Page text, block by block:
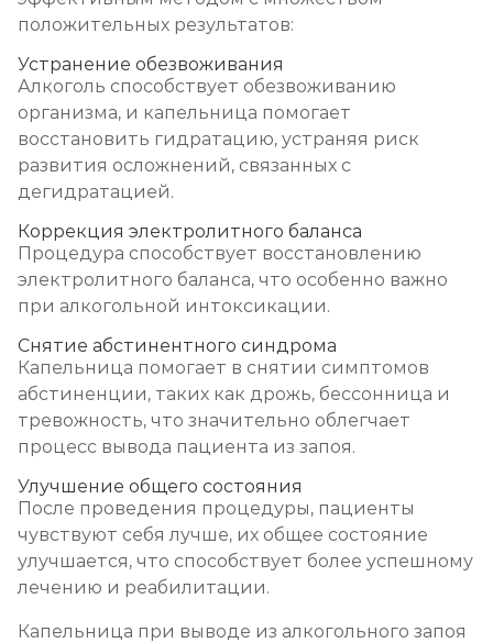
положительных результатов:
Устранение обезвоживания
Алкоголь способствует обезвоживанию
организма, и капельница помогает
восстановить гидратацию, устраняя риск
развития осложнений, связанных с
дегидратацией.
Коррекция электролитного баланса
Процедура способствует восстановлению
электролитного баланса, что особенно важно
при алкогольной интоксикации.
Снятие абстинентного синдрома
Капельница помогает в снятии симптомов
абстиненции, таких как дрожь, бессонница и
тревожность, что значительно облегчает
процесс вывода пациента из запоя.
Улучшение общего состояния
После проведения процедуры, пациенты
чувствуют себя лучше, их общее состояние
улучшается, что способствует более успешному
лечению и реабилитации.
Капельница при выводе из алкогольного запоя